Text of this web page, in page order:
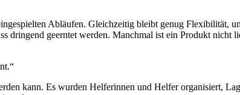
Abläufen. Gleichzeitig bleibt genug Flexibilität,
dringend geerntet werden. Manchmal ist ein Produkt nicht
kann. Es wurden Helferinnen und Helfer organisiert,